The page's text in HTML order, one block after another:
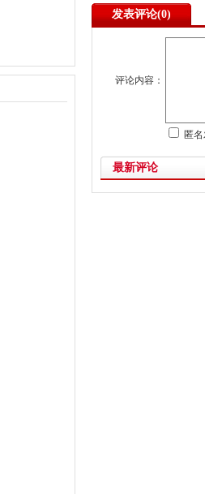
发表评论(0)
评论内容：
匿
最新评论